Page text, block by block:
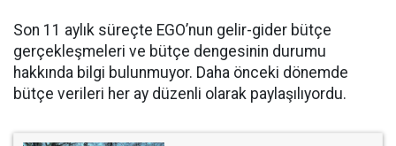
Son 11 aylık süreçte EGO’nun gelir-gider bütçe
gerçekleşmeleri ve bütçe dengesinin durumu
hakkında bilgi bulunmuyor. Daha önceki dönemde
bütçe verileri her ay düzenli olarak paylaşılıyordu.